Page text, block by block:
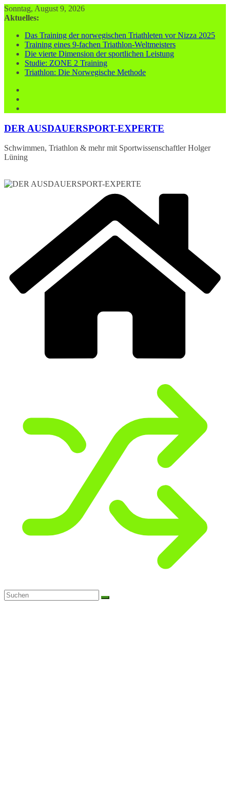
Zum
Inhalt
Sonntag, August 9, 2026
Aktuelles:
Das Training der norwegischen Triathleten vor Nizza 2025
Training eines 9-fachen Triathlon-Weltmeisters
Die vierte Dimension der sportlichen Leistung
Studie: ZONE 2 Training
Triathlon: Die Norwegische Methode
DER AUSDAUERSPORT-EXPERTE
Schwimmen, Triathlon & mehr mit Sportwissenschaftler Holger
Lüning